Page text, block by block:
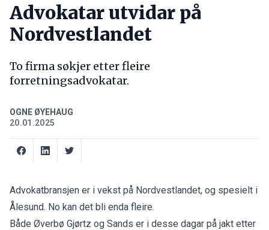
Advokatar utvidar på
Nordvestlandet
To firma søkjer etter fleire
forretningsadvokatar.
OGNE ØYEHAUG
20.01.2025
Advokatbransjen er i vekst på Nordvestlandet, og spesielt i
Ålesund. No kan det bli enda fleire.
Både Øverbø Gjørtz og Sands er i desse dagar på jakt etter